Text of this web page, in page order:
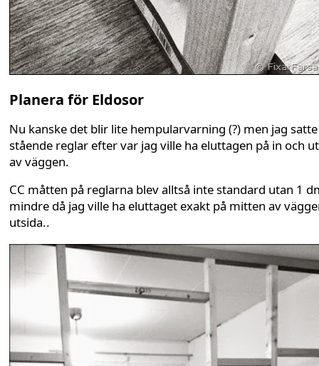
Planera för Eldosor
Nu kanske det blir lite hempularvarning (?) men jag satte
stående reglar efter var jag ville ha eluttagen på in och
av väggen.
CC måtten på reglarna blev alltså inte standard utan 1
mindre då jag ville ha eluttaget exakt på mitten av
utsida..